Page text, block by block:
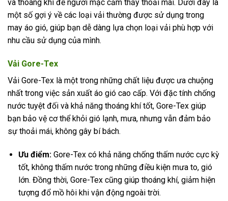
và thoáng khí để người mặc cảm thấy thoải mái. Dưới đây là
một số gợi ý về các loại vải thường được sử dụng trong
may áo gió, giúp bạn dễ dàng lựa chọn loại vải phù hợp với
nhu cầu sử dụng của mình.
Vải Gore-Tex
Vải Gore-Tex là một trong những chất liệu được ưa chuộng
nhất trong việc sản xuất áo gió cao cấp. Với đặc tính chống
nước tuyệt đối và khả năng thoáng khí tốt, Gore-Tex giúp
bạn bảo vệ cơ thể khỏi gió lạnh, mưa, nhưng vẫn đảm bảo
sự thoải mái, không gây bí bách.
Ưu điểm:Gore-Tex có khả năng chống thấm nước cực kỳ
tốt, không thấm nước trong những điều kiện mưa to, gió
lớn. Đồng thời, Gore-Tex cũng giúp thoáng khí, giảm hiện
tượng đổ mồ hôi khi vận động ngoài trời.